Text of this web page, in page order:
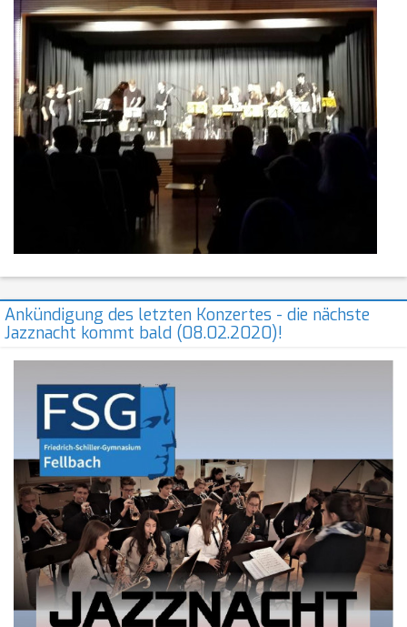
Ankündigung des letzten Konzertes - die nächste
Jazznacht kommt bald (08.02.2020)!